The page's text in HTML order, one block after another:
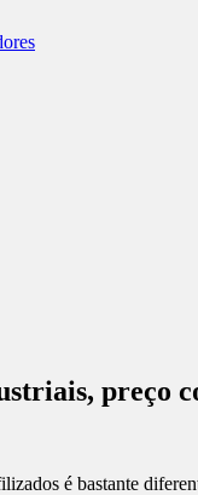
é bastante